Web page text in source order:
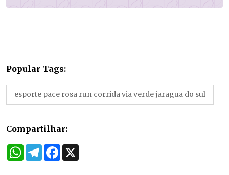
Popular Tags:
esporte pace rosa run corrida via verde jaragua do sul
Compartilhar:
WhatsApp
TelegramFacebook